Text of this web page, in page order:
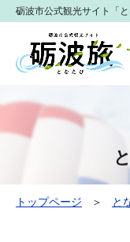
砺波市公式観光サイト「と
トップページ ＞ と